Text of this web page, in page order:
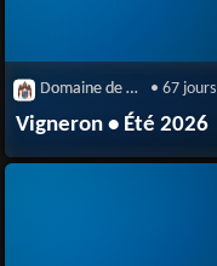
Domaine de Beaurenard • 67 jours
Vigneron • Été 2026